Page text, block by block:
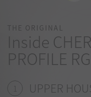
THE ORIGINAL
Inside
PROFILE
1 UPPER